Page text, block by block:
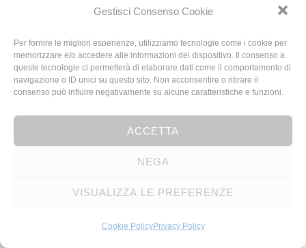
Gestisci Consenso Cookie
Per fornire le migliori esperienze, utilizziamo tecnologie come i cookie per
memorizzare e/o accedere alle informazioni del dispositivo. Il consenso a
queste tecnologie ci permetterà di elaborare dati come il comportamento di
navigazione o ID unici su questo sito. Non acconsentire o ritirare il
consenso può influire negativamente su alcune caratteristiche e funzioni.
ACCETTA
NEGA
VISUALIZZA LE PREFERENZE
Cookie PolicyPrivacy Policy